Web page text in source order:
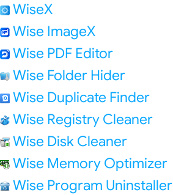
WiseX
Wise ImageX
Wise PDF Editor
Wise Folder Hider
Wise Duplicate Finder
Wise Registry Cleaner
Wise Disk Cleaner
Wise Memory Optimizer
Wise Program Uninstaller